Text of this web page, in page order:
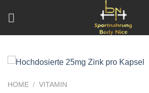
HOME / VITAMIN